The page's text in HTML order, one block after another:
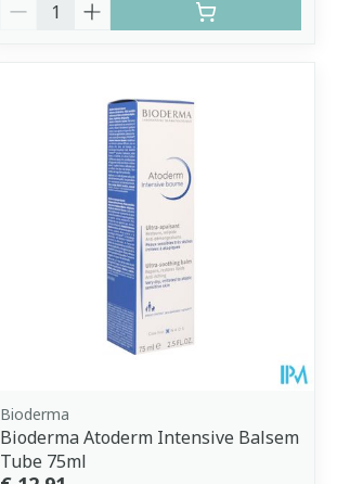
Bioderma
Bioderma Atoderm Intensive Balsem
Tube 75ml